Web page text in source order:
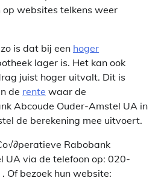
websites telkens weer
is dat bij een hoger
lager is. Het kan ook
juist hoger uitvalt. Dit is
de rente waar de
Abcoude Ouder-Amstel UA in
de berekening mee uitvoert.
Rabobank
UA via de telefoon op: 020-
. Of bezoek hun website: